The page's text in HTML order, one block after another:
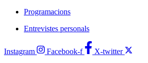
Programacions
Entrevistes personals
Instagram Facebook-f
X-twitter